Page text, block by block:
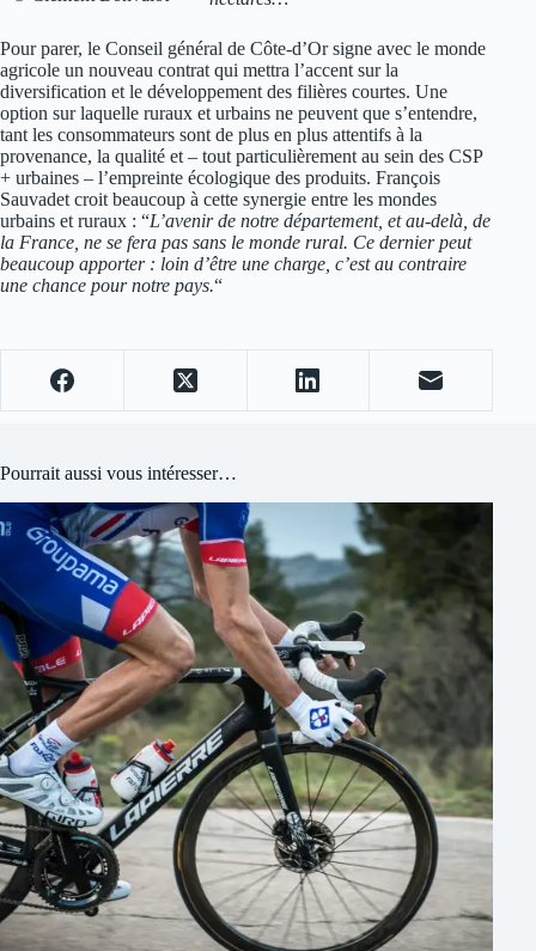
Pour parer, le Conseil général de Côte-d’Or signe avec le monde
agricole un nouveau contrat qui mettra l’accent sur la
diversification et le développement des filières courtes. Une
option sur laquelle ruraux et urbains ne peuvent que s’entendre,
tant les consommateurs sont de plus en plus attentifs à la
provenance, la qualité et – tout particulièrement au sein des CSP
+ urbaines – l’empreinte écologique des produits. François
Sauvadet croit beaucoup à cette synergie entre les mondes
urbains et ruraux : “L’avenir de notre département, et au-delà, de
la France, ne se fera pas sans le monde rural. Ce dernier peut
beaucoup apporter : loin d’être une charge, c’est au contraire
une chance pour notre pays.“
Pourrait aussi vous intéresser…